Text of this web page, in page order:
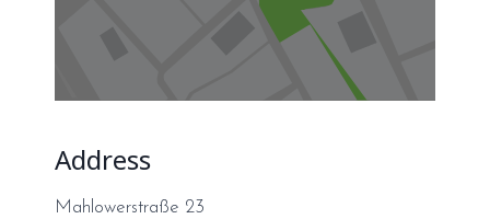
Address
Mahlowerstraße 23